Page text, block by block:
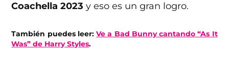
Coachella 2023 y eso es un gran logro.
También puedes leer:Ve a Bad Bunny cantando “As It
Was” de Harry Styles.